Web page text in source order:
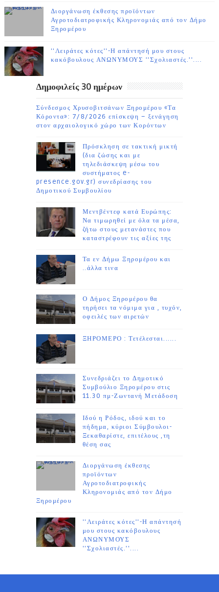
Διοργάνωση έκθεσης προϊόντων
Αγροτοδιατροφικής Κληρονομιάς από τον Δήμο
Ξηρομέρου
''Λειράτες κότες''-Η απάντησή μου στους
κακόβουλους ΑΝΩΝΥΜΟΥΣ ''Σχολιαστές.''....
Δημοφιλείς 30 ημέρων
Σύνδεσμος Χρυσοβιτσάνων Ξηρομέρου «Τα
Κόροντα»: 7/8/2026 επίσκεψη – ξενάγηση
στον αρχαιολογικό χώρο των Κορόντων
Πρόσκληση σε τακτική μικτή
(δια ζώσης και με
τηλεδιάσκεψη μέσω του
συστήματος e-
presence.gov.gr) συνεδρίασης του
Δημοτικού Συμβουλίου
Μεντβέντεφ κατά Ευρώπης:
Να τιμωρηθεί με όλα τα μέσα,
ζήτω στους μετανάστες που
καταστρέφουν τις αξίες της
Τα εν Δήμω Ξηρομέρου και
..άλλα τινα
Ο Δήμος Ξηρομέρου θα
τηρήσει τα νόμιμα για , τυχόν,
οφειλές των αιρετών
ΞΗΡΟΜΕΡΟ : Τετέλεσται......
Συνεδριάζει το Δημοτικό
Συμβούλιο Ξηρομέρου στις
11.30 πμ-Ζωντανή Μετάδοση
Ιδού η Ρόδος, ιδού και το
πήδημα, κύριοι Σύμβουλοι-
Ξεκαθαρίστε, επιτέλους ,τη
θέση σας
Διοργάνωση έκθεσης
προϊόντων
Αγροτοδιατροφικής
Κληρονομιάς από τον Δήμο
Ξηρομέρου
''Λειράτες κότες''-Η απάντησή
μου στους κακόβουλους
ΑΝΩΝΥΜΟΥΣ
''Σχολιαστές.''....